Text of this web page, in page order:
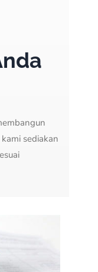
sediakan